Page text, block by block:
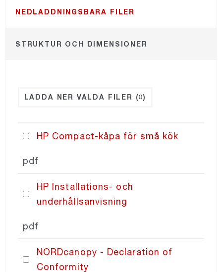
NEDLADDNINGSBARA FILER
STRUKTUR OCH DIMENSIONER
LADDA NER VALDA FILER (0)
HP Compact-kåpa för små kök
pdf
HP Installations- och
underhållsanvisning
pdf
NORDcanopy - Declaration of
Conformity